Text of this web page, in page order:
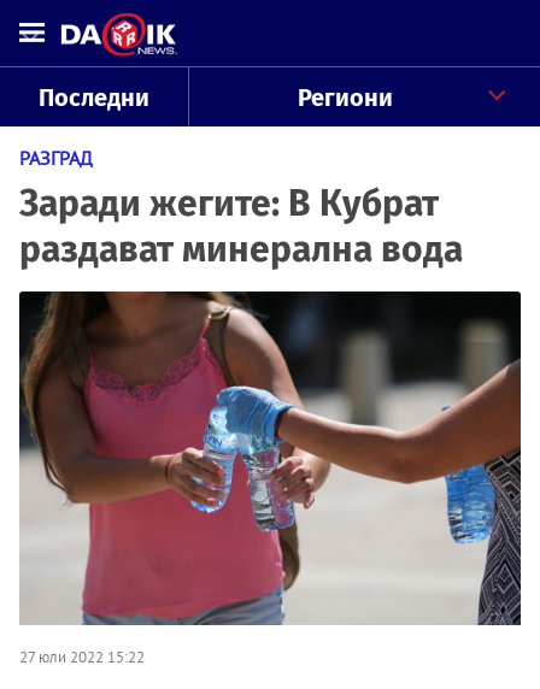
Последни Региони
РАЗГРАД
Заради жегите: В Кубрат
раздават минерална вода
27 юли 2022 15:22